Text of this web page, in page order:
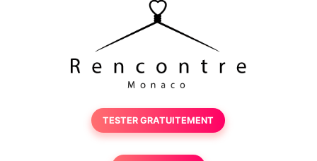
TESTER GRATUITEMENT